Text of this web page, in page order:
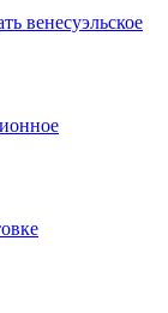
венесуэльское